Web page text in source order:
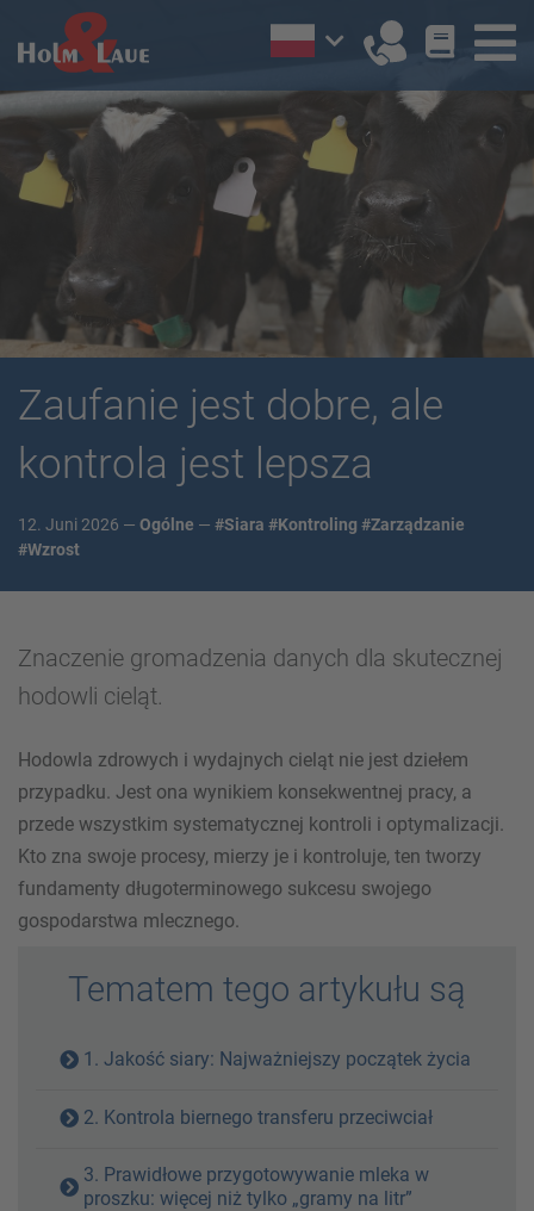
Zaufanie jest dobre, ale
kontrola jest lepsza
12. Juni 2026 — Ogólne — #Siara #Kontroling #Zarządzanie
#Wzrost
Znaczenie gromadzenia danych dla skutecznej
hodowli cieląt.
Hodowla zdrowych i wydajnych cieląt nie jest dziełem
przypadku. Jest ona wynikiem konsekwentnej pracy, a
przede wszystkim systematycznej kontroli i optymalizacji.
Kto zna swoje procesy, mierzy je i kontroluje, ten tworzy
fundamenty długoterminowego sukcesu swojego
gospodarstwa mlecznego.
Tematem tego artykułu są
1. Jakość siary: Najważniejszy początek życia
2. Kontrola biernego transferu przeciwciał
3. Prawidłowe przygotowywanie mleka w
proszku: więcej niż tylko „gramy na litr”